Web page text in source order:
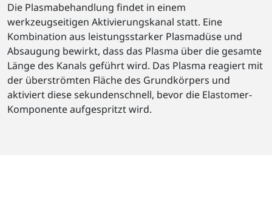
Die Plasmabehandlung findet in einem
werkzeugseitigen Aktivierungskanal statt. Eine
Kombination aus leistungsstarker Plasmadüse und
Absaugung bewirkt, dass das Plasma über die gesamte
Länge des Kanals geführt wird. Das Plasma reagiert mit
der überströmten Fläche des Grundkörpers und
aktiviert diese sekundenschnell, bevor die Elastomer-
Komponente aufgespritzt wird.